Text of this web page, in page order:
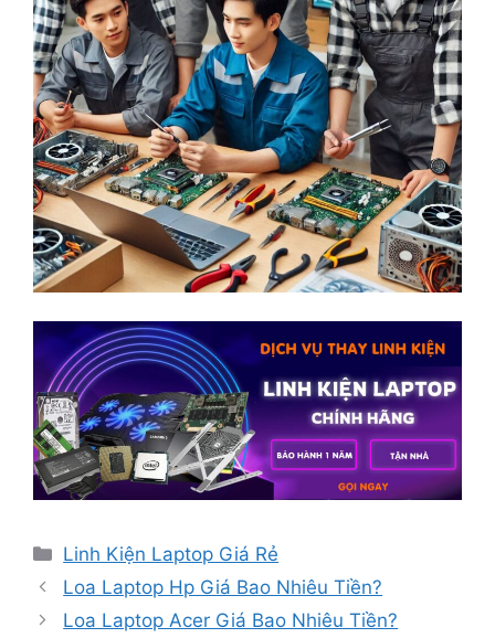
Danh
mục
Linh Kiện Laptop Giá Rẻ
Loa Laptop Hp Giá Bao Nhiêu Tiền?
Loa Laptop Acer Giá Bao Nhiêu Tiền?